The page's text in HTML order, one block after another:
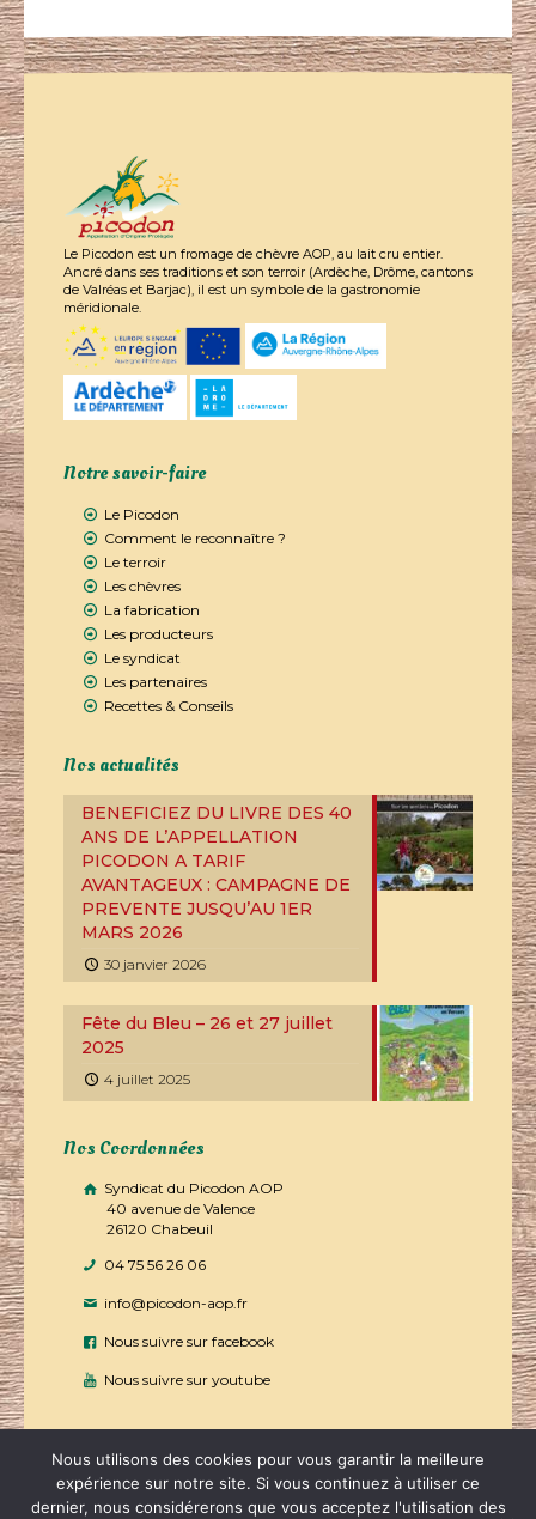
Le Picodon est un fromage de chèvre AOP, au lait cru entier.
Ancré dans ses traditions et son terroir (Ardèche, Drôme, cantons
de Valréas et Barjac), il est un symbole de la gastronomie
méridionale.
Notre savoir-faire
Le Picodon
Comment le reconnaître ?
Le terroir
Les chèvres
La fabrication
Les producteurs
Le syndicat
Les partenaires
Recettes & Conseils
Nos actualités
BENEFICIEZ DU LIVRE DES 40
ANS DE L’APPELLATION
PICODON A TARIF
AVANTAGEUX : CAMPAGNE DE
PREVENTE JUSQU’AU 1ER
MARS 2026
30 janvier 2026
Fête du Bleu – 26 et 27 juillet
2025
4 juillet 2025
Nos Coordonnées
Syndicat du Picodon AOP
40 avenue de Valence
26120 Chabeuil
04 75 56 26 06
info@picodon-aop.fr
Nous suivre sur facebook
Nous suivre sur youtube
Nous utilisons des cookies pour vous garantir la meilleure
expérience sur notre site. Si vous continuez à utiliser ce
dernier, nous considérerons que vous acceptez l'utilisation des